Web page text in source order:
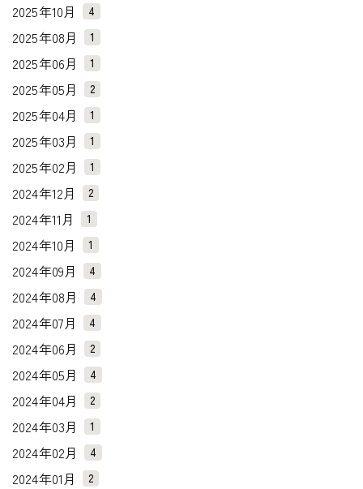
2025年10月 4
2025年08月 1
2025年06月 1
2025年05月 2
2025年04月 1
2025年03月 1
2025年02月 1
2024年12月 2
2024年11月 1
2024年10月 1
2024年09月 4
2024年08月 4
2024年07月 4
2024年06月 2
2024年05月 4
2024年04月 2
2024年03月 1
2024年02月 4
2024年01月 2